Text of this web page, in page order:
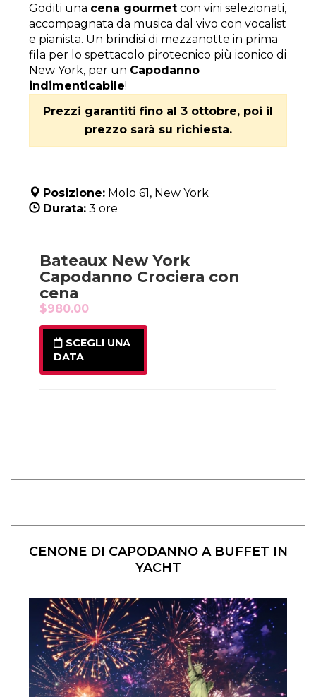
Goditi una cena gourmet con vini selezionati,
accompagnata da musica dal vivo con vocalist
e pianista. Un brindisi di mezzanotte in prima
fila per lo spettacolo pirotecnico più iconico di
New York, per un Capodanno
indimenticabile!
Prezzi garantiti fino al 3 ottobre, poi il
prezzo sarà su richiesta.
Posizione: Molo 61, New York
Durata: 3 ore
CENONE DI CAPODANNO A BUFFET IN
YACHT